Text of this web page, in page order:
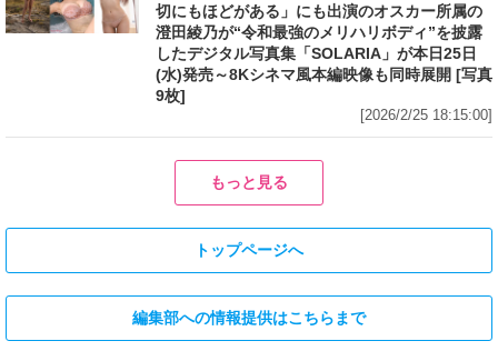
切にもほどがある」にも出演のオスカー所属の
澄田綾乃が“令和最強のメリハリボディ”を披露
したデジタル写真集「SOLARIA」が本日25日
(水)発売～8Kシネマ風本編映像も同時展開 [写真
9枚]
[2026/2/25 18:15:00]
もっと見る
トップページへ
編集部への情報提供はこちらまで